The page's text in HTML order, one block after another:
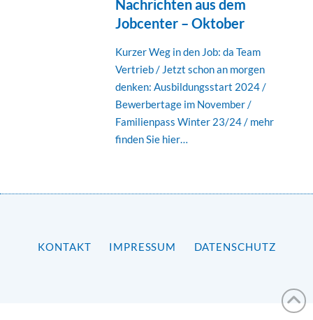
Nachrichten aus dem
Jobcenter – Oktober
Kurzer Weg in den Job: da Team
Vertrieb / Jetzt schon an morgen
denken: Ausbildungsstart 2024 /
Bewerbertage im November /
Familienpass Winter 23/24 / mehr
finden Sie hier…
KONTAKT IMPRESSUM DATENSCHUTZ